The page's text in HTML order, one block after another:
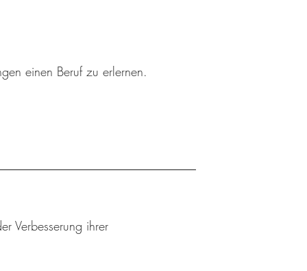
einen Beruf zu erlernen.
Verbesserung ihrer